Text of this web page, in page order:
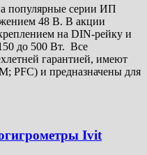
популярные серии ИП
48 В. В акции
на DIN-рейку и
до 500 Вт. Все
гарантией, имеют
PFC) и предназначены для
Ivit